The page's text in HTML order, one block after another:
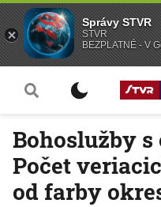
Bohoslužby
Počet
od farby
Správy STVR
STVR
BEZPLATNÉ - V